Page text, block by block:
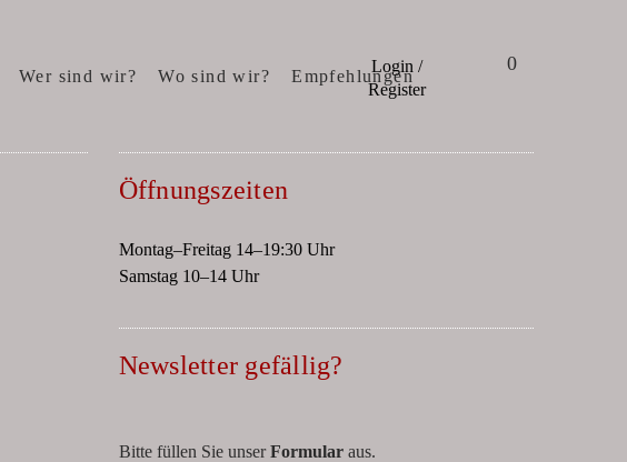
Login /
Register
0
Wer sind wir? Wo sind wir? Empfehlungen
Öffnungszeiten
Montag–Freitag 14–19:30 Uhr
Samstag 10–14 Uhr
Newsletter gefällig?
Bitte füllen Sie unserFormularaus.